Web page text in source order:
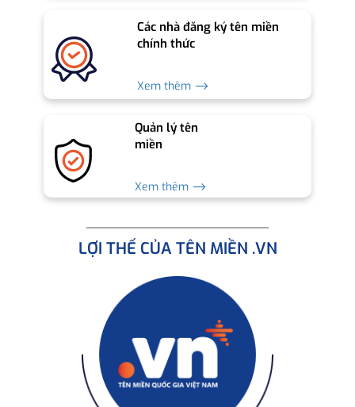
Các nhà đăng ký tên miền
chính thức
Xem thêm ⟶
Quản lý tên
miền
Xem thêm ⟶
LỢI THẾ CỦA TÊN MIỀN .VN